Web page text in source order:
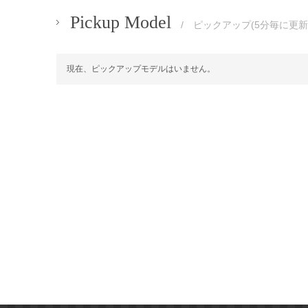
Pickup Model / ピックアップ(5分毎に更
現在、ピックアップモデルはいません。